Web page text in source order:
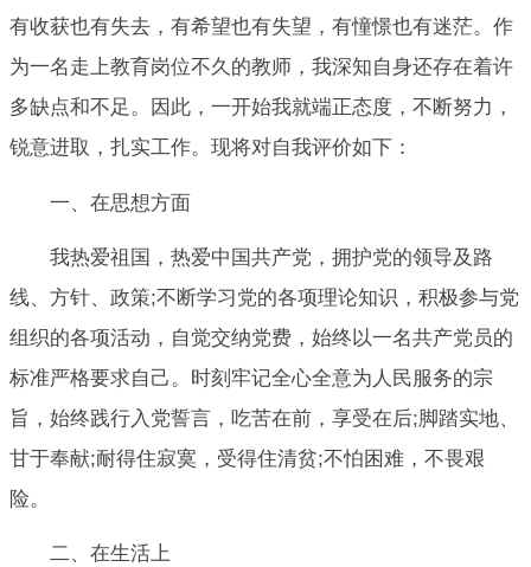
有收获也有失去，有希望也有失望，有憧憬也有迷茫。作
为一名走上教育岗位不久的教师，我深知自身还存在着许
多缺点和不足。因此，一开始我就端正态度，不断努力，
锐意进取，扎实工作。现将对自我评价如下：
一、在思想方面
我热爱祖国，热爱中国共产党，拥护党的领导及路
线、方针、政策;不断学习党的各项理论知识，积极参与党
组织的各项活动，自觉交纳党费，始终以一名共产党员的
标准严格要求自己。时刻牢记全心全意为人民服务的宗
旨，始终践行入党誓言，吃苦在前，享受在后;脚踏实地、
甘于奉献;耐得住寂寞，受得住清贫;不怕困难，不畏艰
险。
二、在生活上